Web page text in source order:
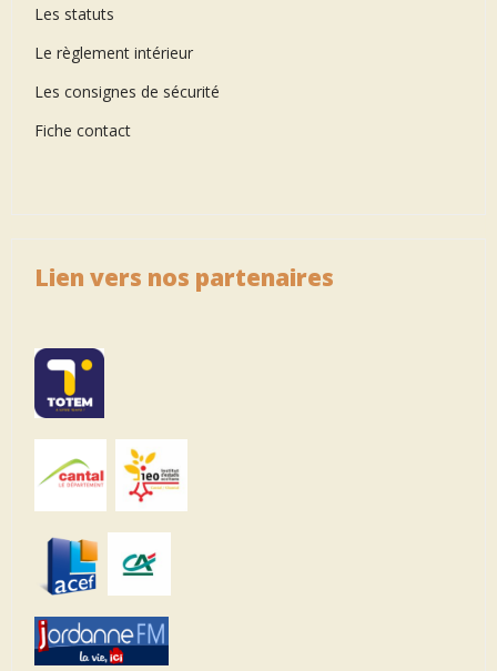
Les statuts
Le règlement intérieur
Les consignes de sécurité
Fiche contact
Lien vers nos partenaires